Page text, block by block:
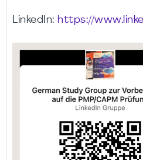
LinkedIn: https://